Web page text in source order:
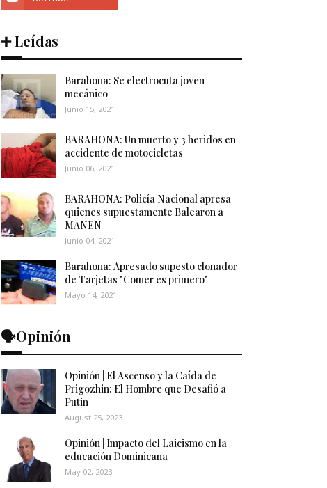
➕ Leídas
Barahona: Se electrocuta joven
mecánico
Junio 15, 2021
BARAHONA: Un muerto y 3 heridos en
accidente de motocicletas
Junio 06, 2021
BARAHONA: Policía Nacional apresa
quienes supuestamente Balearon a
MANEN
Junio 04, 2021
Barahona: Apresado supesto clonador
de Tarjetas "Comer es primero"
Mayo 14, 2021
🗣️Opinión
Opinión | El Ascenso y la Caída de
Prigozhin: El Hombre que Desafió a
Putin
August 25, 2023
Opinión | Impacto del Laicismo en la
educación Dominicana
May 02, 2023